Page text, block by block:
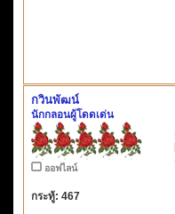
กวินพัฒน์
นักกลอนผู้โดดเด่น
ออฟไลน์
กระทู้: 467